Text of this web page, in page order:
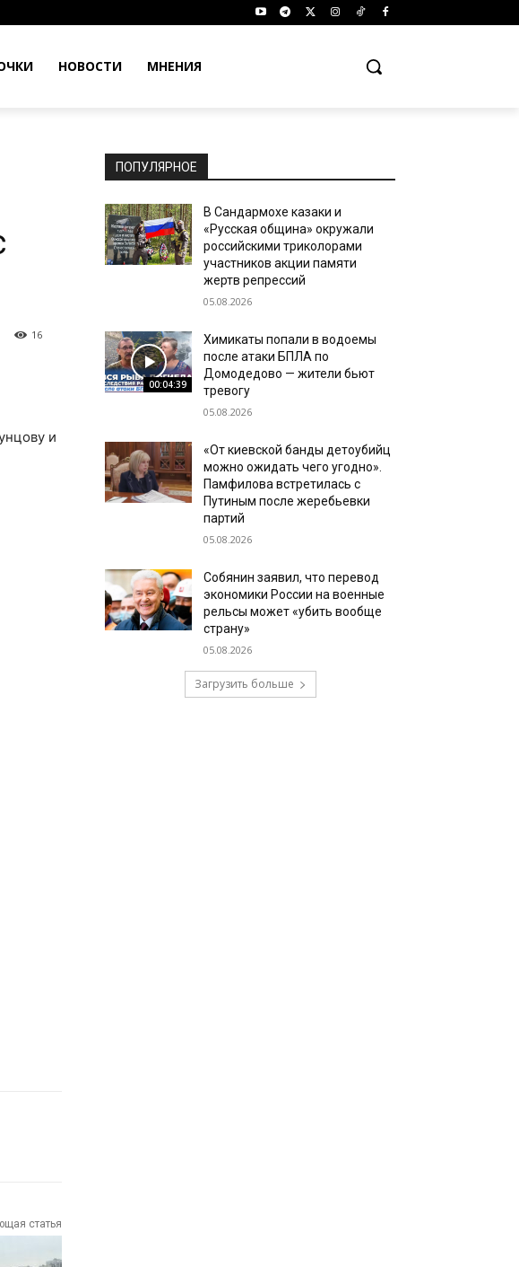
НОВОСТИ МНЕНИЯ
16
и
статья
ПОПУЛЯРНОЕ
В Сандармохе казаки и
«Русская община» окружали
российскими триколорами
участников акции памяти
жертв репрессий
05.08.2026
00:04:39
Химикаты попали в водоемы
после атаки БПЛА по
Домодедово — жители бьют
тревогу
05.08.2026
«От киевской банды детоубийц
можно ожидать чего угодно».
Памфилова встретилась с
Путиным после жеребьевки
партий
05.08.2026
Собянин заявил, что перевод
экономики России на военные
рельсы может «убить вообще
страну»
05.08.2026
Загрузить больше